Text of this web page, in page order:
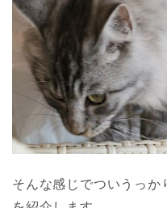
そんな感じでついうっか